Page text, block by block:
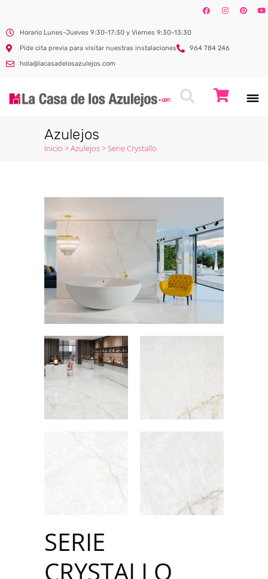
Horario Lunes-Jueves 9:30-17:30 y Viernes 9:30-13:30
Pide cita previa para visitar nuestras instalaciones
964 784 246
hola@lacasadelosazulejos.com
Azulejos
Inicio >Azulejos>Serie Crystallo
SERIE
CRYSTALLO